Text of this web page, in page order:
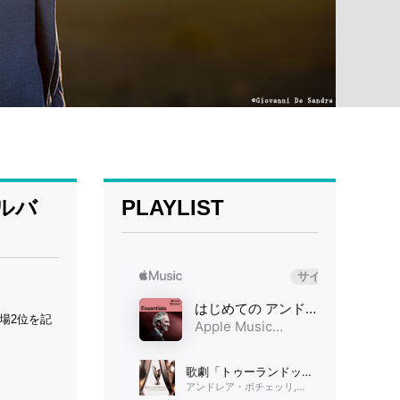
バ
2位を記
PLAYLIST